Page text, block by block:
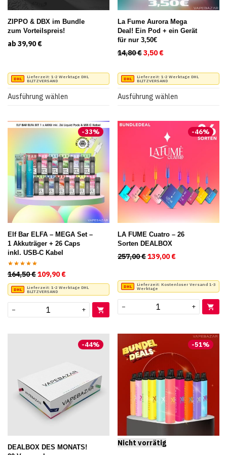
der
Produktseite
gewählt
werden
der
Produktseite
gewählt
werden
ZIPPO & DBX im Bundle
zum Vorteilspreis!
ab 39,90€
Lieferzeit: 1-2 Werktage DHL
BLITZVERSAND
Ausführung wählen
Dieses
Produkt
mehrere
Die
Optionen
können
auf
der
Produktseite
gewählt
werden
La Fume Aurora Mega
Deal! Ein Pod + ein Gerät
für nur 3,50€
14,80€Ursprünglicher Preis
3,50€
Lieferzeit: 1-2 Werktage DHL
BLITZVERSAND
Ausführung wählen
Dieses
Produkt
mehrere
Optionen
können
auf
Produktseite
gewählt
werden
-33%
Elf Bar ELFA – MEGA Set –
1 Akkuträger + 26 Caps
inkl. USB-C Kabel
Bewertet
mit5.00von
5
164,50€Ursprünglicher Preis war: 164,50 €
109,90€
Lieferzeit: 1-2 Werktage DHL
BLITZVERSAND
− +
-46%
LA FUME Cuatro – 26
Sorten DEALBOX
257,00€Ursprünglicher Preis
139,00€
Lieferzeit: Kostenloser Versand 1-3
Werktage
− +
-44%
DEALBOX DES MONATS!
-51%